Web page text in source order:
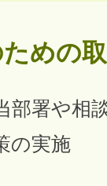
めの
部署や相
の実施